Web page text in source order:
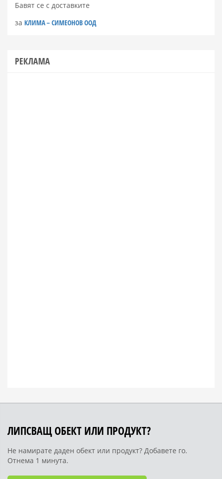
Бавят се с доставките
за КЛИМА – СИМЕОНОВ ООД
РЕКЛАМА
ЛИПСВАЩ ОБЕКТ ИЛИ ПРОДУКТ?
Не намирате даден обект или продукт? Добавете го.
Отнема 1 минута.